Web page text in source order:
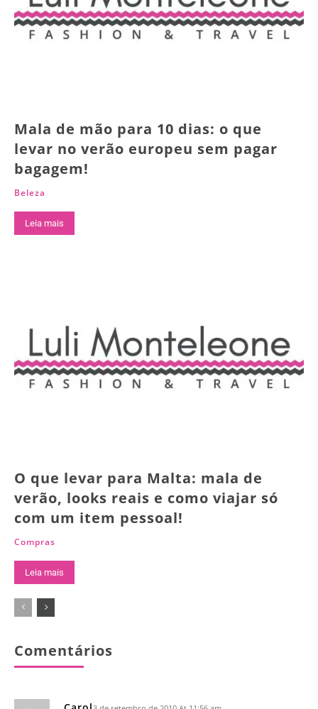
Mala de mão para 10 dias: o que
levar no verão europeu sem pagar
bagagem!
Beleza
Leia mais
O que levar para Malta: mala de
verão, looks reais e como viajar só
com um item pessoal!
Compras
Leia mais
Comentários